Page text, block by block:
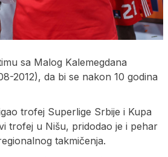
sa Malog Kalemegdana
2012), da bi se nakon 10 godina
trofej Superlige Srbije i Kupa
trofej u Nišu, pridodao je i pehar
takmičenja.